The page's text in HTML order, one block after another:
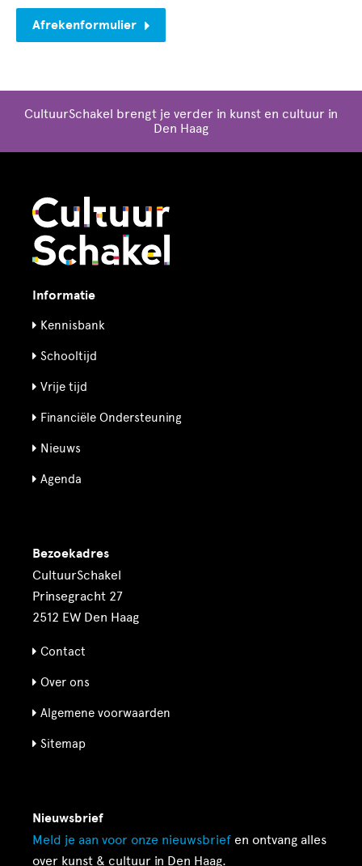
Afrekenformulier
CultuurSchakel brengt je verder in kunst en cultuur in
Den Haag
Informatie
Kennisbank
Schooltijd
Vrije tijd
Financiële Ondersteuning
Nieuws
Agenda
Bezoekadres
CultuurSchakel
Prinsegracht 27
2512 EW Den Haag
Contact
Over ons
Algemene voorwaarden
Sitemap
Nieuwsbrief
Meld je aan voor onze nieuwsbrief en ontvang alles
over kunst & cultuur in Den Haag.